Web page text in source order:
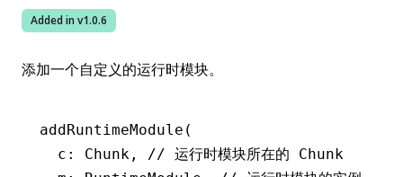
Added in v1.0.6
添加一个自定义的运行时模块。
addRuntimeModule (
  c: Chunk
,
// 运行时模块所在的 Chunk